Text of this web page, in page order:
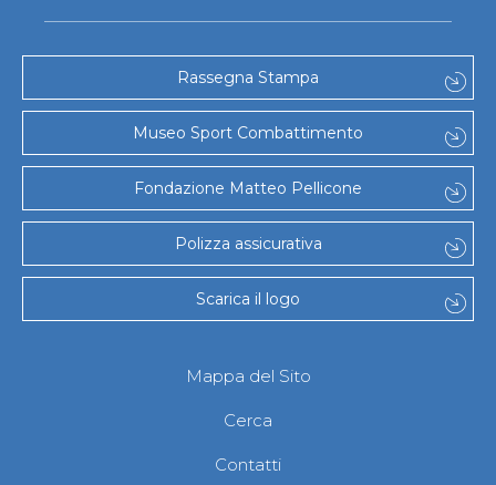
Rassegna Stampa
Museo Sport Combattimento
Fondazione Matteo Pellicone
Polizza assicurativa
Scarica il logo
Mappa del Sito
Cerca
Contatti